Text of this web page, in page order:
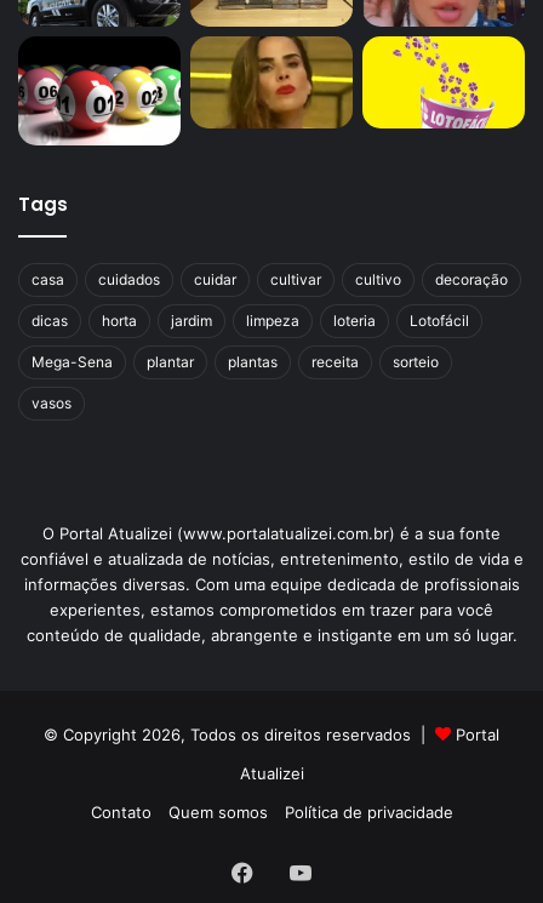
Tags
casa cuidados cuidar cultivar cultivo decoração
dicas horta jardim limpeza loteria Lotofácil
Mega-Sena plantar plantas receita sorteio
vasos
O Portal Atualizei (www.portalatualizei.com.br) é a sua fonte
confiável e atualizada de notícias, entretenimento, estilo de vida e
informações diversas. Com uma equipe dedicada de profissionais
experientes, estamos comprometidos em trazer para você
conteúdo de qualidade, abrangente e instigante em um só lugar.
© Copyright 2026, Todos os direitos reservados |
Portal
Atualizei
Contato
Quem somos Política de privacidade
FacebookYouTube